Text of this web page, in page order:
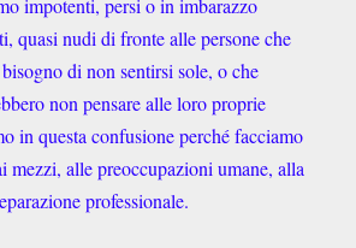
impotenti, persi o in imbarazzo
quasi nudi di fronte alle persone che
di non sentirsi sole, o che
non pensare alle loro proprie
in questa confusione perché facciamo
mezzi, alle preoccupazioni umane, alla
professionale.